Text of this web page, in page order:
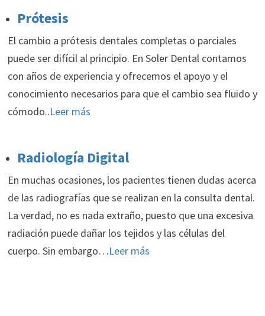
Prótesis
El cambio a prótesis dentales completas o parciales
puede ser difícil al principio. En Soler Dental contamos
con años de experiencia y ofrecemos el apoyo y el
conocimiento necesarios para que el cambio sea fluido y
cómodo..Leer más
Radiología Digital
En muchas ocasiones, los pacientes tienen dudas acerca
de las radiografías que se realizan en la consulta dental.
La verdad, no es nada extraño, puesto que una excesiva
radiación puede dañar los tejidos y las células del
cuerpo. Sin embargo…Leer más